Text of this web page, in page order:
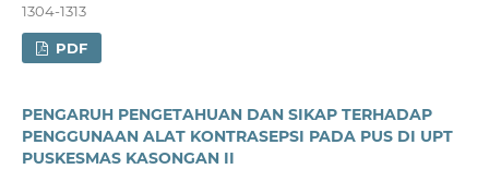
1304-1313
PDF
PENGARUH PENGETAHUAN DAN SIKAP TERHADAP
PENGGUNAAN ALAT KONTRASEPSI PADA PUS DI UPT
PUSKESMAS KASONGAN II